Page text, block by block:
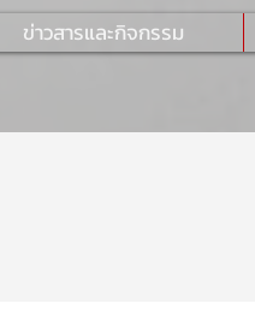
ข่าวสารและกิจกรรม